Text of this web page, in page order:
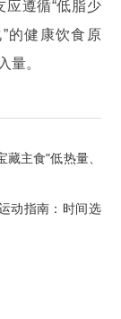
应遵循“低脂少
的健康饮食原
量。
藏主食"低热量、
动指南：时间选